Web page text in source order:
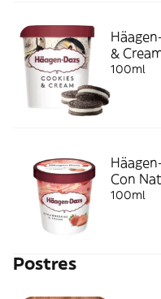
&
100ml
Con
100ml
Postres